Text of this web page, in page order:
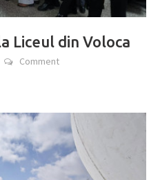
Liceul din Voloca
Comment